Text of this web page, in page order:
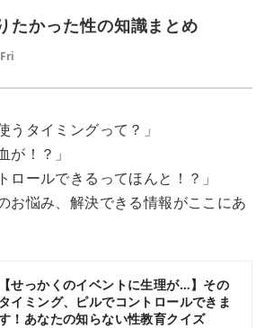
たかった性の知識まとめ
うタイミングって？」
が！？」
ロールできるってほんと！？」
お悩み、解決できる情報がここにあ
【せっかくのイベントに生理が…】その
タイミング、ピルでコントロールできま
！あなたの知らない性教育クイズ